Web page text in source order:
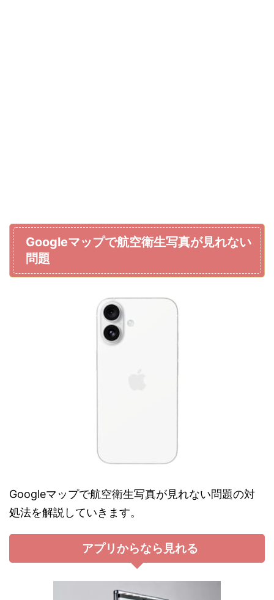
Googleマップで航空衛生写真が見れない
問題
Googleマップで航空衛生写真が見れない問題の対
処法を解説していきます。
アプリからなら見れる